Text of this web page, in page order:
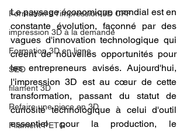
Formation à l'impression 3D CPF
impression 3D à la demande
Formation 3D en ligne.
SEO
filament 3D
Refaire une piece en 3D
Filament PETG
Le paysage économique mondial est en
constante évolution, façonné par des
vagues d'innovation technologique qui
créent de nouvelles opportunités pour
les entrepreneurs avisés. Aujourd'hui,
l'impression 3D est au cœur de cette
transformation, passant du statut de
curiosité technologique à celui d'outil
essentiel pour la production, le